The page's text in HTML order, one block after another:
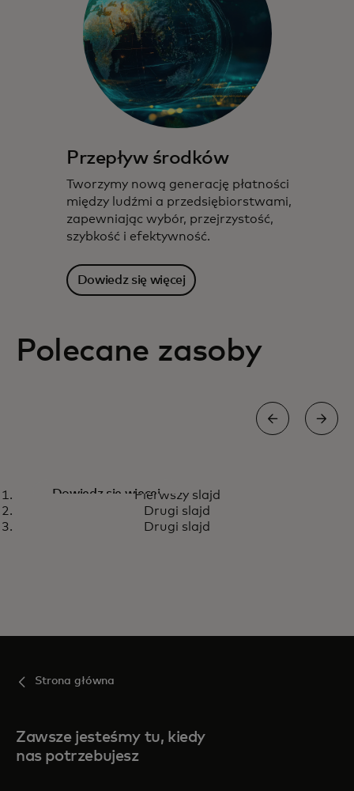
Przepływ środków
Tworzymy nową generację płatności
między ludźmi a przedsiębiorstwami,
zapewniając wybór, przejrzystość,
szybkość i efektywność.
Dowiedz się więcej
Polecane zasoby
Co dalej z płatnościami w czasie
rzeczywistym?
Dowiedz się więcejPierwszy slajd
Drugi slajd
Drugi slajd
Strona główna
Zawsze jesteśmy tu, kiedy
nas potrzebujesz